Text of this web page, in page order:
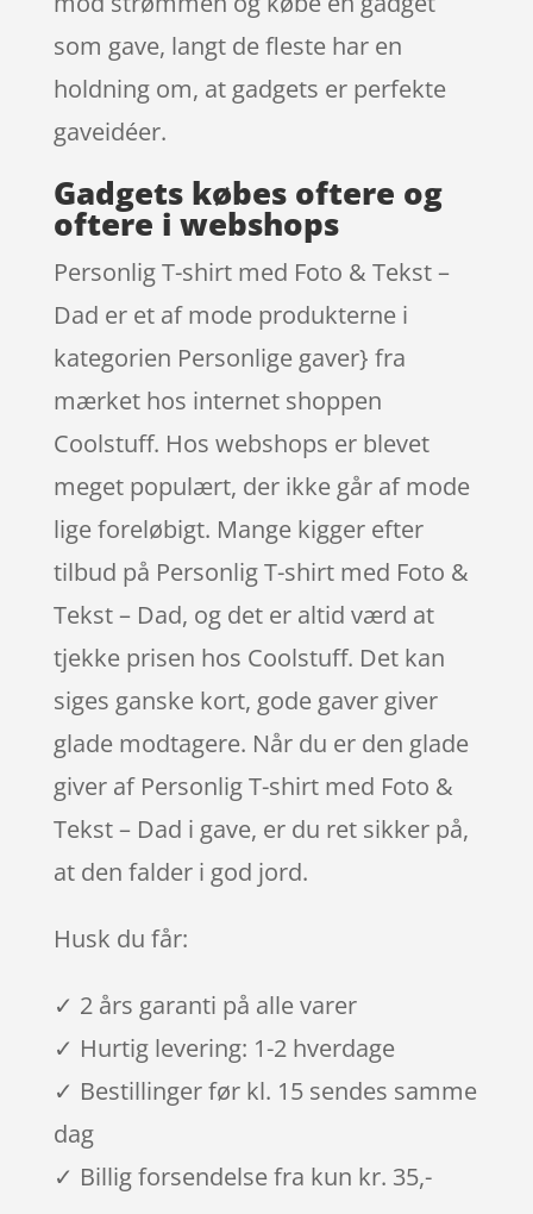
som gave, langt de fleste har en
holdning om, at gadgets er perfekte
gaveidéer.
Gadgets købes oftere og
oftere i webshops
Personlig T-shirt med Foto & Tekst –
Dad er et af mode produkterne i
kategorien Personlige gaver} fra
mærket hos internet shoppen
Coolstuff. Hos webshops er blevet
meget populært, der ikke går af mode
lige foreløbigt. Mange kigger efter
tilbud på Personlig T-shirt med Foto &
Tekst – Dad, og det er altid værd at
tjekke prisen hos Coolstuff. Det kan
siges ganske kort, gode gaver giver
glade modtagere. Når du er den glade
giver af Personlig T-shirt med Foto &
Tekst – Dad i gave, er du ret sikker på,
at den falder i god jord.
Husk du får:
✓ 2 års garanti på alle varer
✓ Hurtig levering: 1-2 hverdage
✓ Bestillinger før kl. 15 sendes samme
dag
✓ Billig forsendelse fra kun kr. 35,-